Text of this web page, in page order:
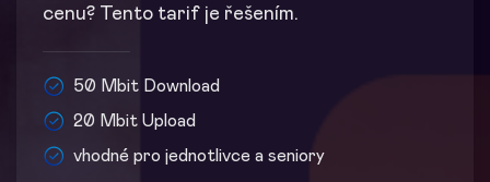
cenu? Tento tarif je řešením.
50 Mbit Download
20 Mbit Upload
vhodné pro jednotlivce a seniory